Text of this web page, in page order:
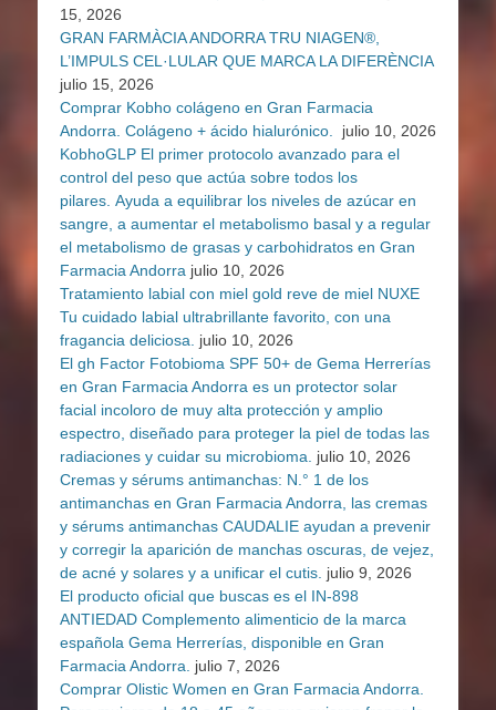
15, 2026
GRAN FARMÀCIA ANDORRA TRU NIAGEN®,
L’IMPULS CEL·LULAR QUE MARCA LA DIFERÈNCIA
julio 15, 2026
Comprar Kobho colágeno en Gran Farmacia
Andorra. Colágeno + ácido hialurónico.
julio 10, 2026
KobhoGLP El primer protocolo avanzado para el
control del peso que actúa sobre todos los
pilares. Ayuda a equilibrar los niveles de azúcar en
sangre, a aumentar el metabolismo basal y a regular
el metabolismo de grasas y carbohidratos en Gran
Farmacia Andorra julio 10, 2026
Tratamiento labial con miel gold reve de miel NUXE
Tu cuidado labial ultrabrillante favorito, con una
fragancia deliciosa. julio 10, 2026
El gh Factor Fotobioma SPF 50+ de Gema Herrerías
en Gran Farmacia Andorra es un protector solar
facial incoloro de muy alta protección y amplio
espectro, diseñado para proteger la piel de todas las
radiaciones y cuidar su microbioma. julio 10, 2026
Cremas y sérums antimanchas: N.° 1 de los
antimanchas en Gran Farmacia Andorra, las cremas
y sérums antimanchas CAUDALIE ayudan a prevenir
y corregir la aparición de manchas oscuras, de vejez,
de acné y solares y a unificar el cutis. julio 9, 2026
El producto oficial que buscas es el IN-898
ANTIEDAD Complemento alimenticio de la marca
española Gema Herrerías, disponible en Gran
Farmacia Andorra. julio 7, 2026
Comprar Olistic Women en Gran Farmacia Andorra.